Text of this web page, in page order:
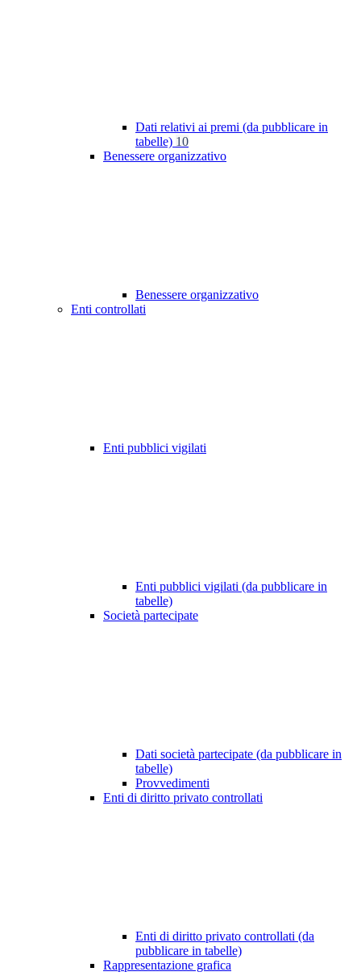
Dati relativi ai premi (da pubblicare in
tabelle) 10
Benessere organizzativo
Benessere organizzativo
Enti controllati
Enti pubblici vigilati
Enti pubblici vigilati (da pubblicare in
tabelle)
Società partecipate
Dati società partecipate (da pubblicare in
tabelle)
Provvedimenti
Enti di diritto privato controllati
Enti di diritto privato controllati (da
pubblicare in tabelle)
Rappresentazione grafica